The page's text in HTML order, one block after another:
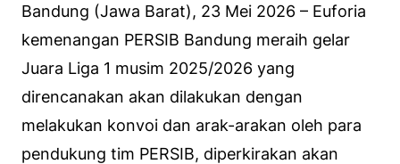
Bandung (Jawa Barat), 23 Mei 2026 – Euforia
kemenangan PERSIB Bandung meraih gelar
Juara Liga 1 musim 2025/2026 yang
direncanakan akan dilakukan dengan
melakukan konvoi dan arak-arakan oleh para
pendukung tim PERSIB, diperkirakan akan